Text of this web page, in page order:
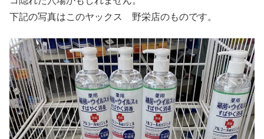
下記の写真はこのヤックス 野栄店のものです。